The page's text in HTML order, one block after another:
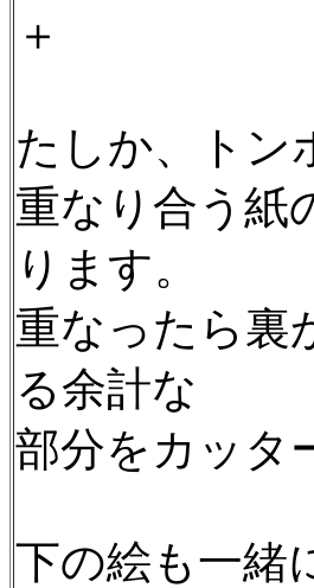
＋
たしか、トン
重なり合う紙
ります。
重なったら裏
る余計な
部分をカッタ
下の絵も一緒